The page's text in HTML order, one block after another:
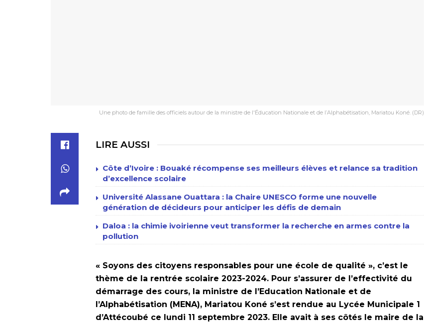
Une photo de famille des officiels autour de la ministre de l'Éducation Nationale et de l’Alphabétisation, Mariatou Koné. (DR)
LIRE AUSSI
Côte d’Ivoire : Bouaké récompense ses meilleurs élèves et relance sa tradition
d’excellence scolaire
Université Alassane Ouattara : la Chaire UNESCO forme une nouvelle
génération de décideurs pour anticiper les défis de demain
Daloa : la chimie ivoirienne veut transformer la recherche en armes contre la
pollution
« Soyons des citoyens responsables pour une école de qualité », c’est le
thème de la rentrée scolaire 2023-2024. Pour s’assurer de l’effectivité du
démarrage des cours, la ministre de l’Education Nationale et de
l’Alphabétisation (MENA), Mariatou Koné s’est rendue au Lycée Municipale 1
d’Attécoubé ce lundi 11 septembre 2023. Elle avait à ses côtés le maire de la